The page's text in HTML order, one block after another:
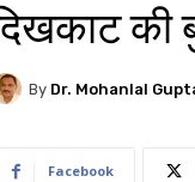
की
By Dr. Mohanlal
Facebook